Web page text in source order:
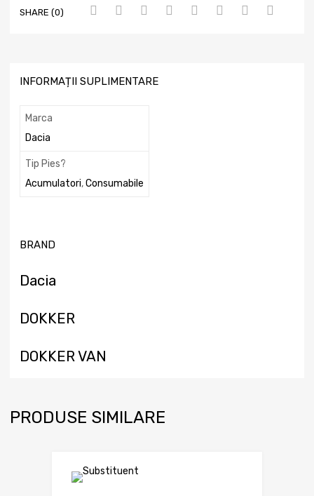
SHARE (0)
INFORMAȚII SUPLIMENTARE
Marca
Dacia
Tip Pies?
Acumulatori,Consumabile
BRAND
Dacia
DOKKER
DOKKER VAN
PRODUSE SIMILARE